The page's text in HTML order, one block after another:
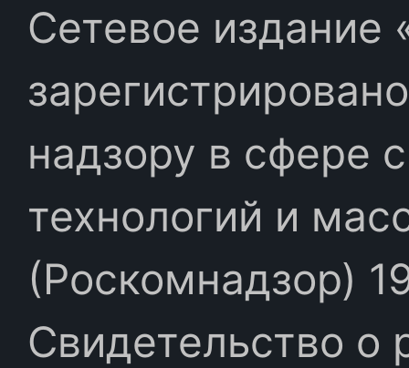
Сетевое издание
надзору в сфере
технологий и
(Роскомнадзор)
Свидетельство